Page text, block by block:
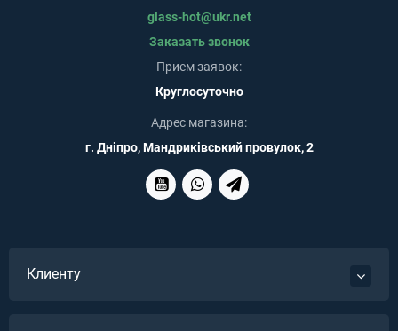
glass-hot@ukr.net
Заказать звонок
Прием заявок:
Круглосуточно
Адрес магазина:
г. Дніпро, Мандриківський провулок, 2
Клиенту